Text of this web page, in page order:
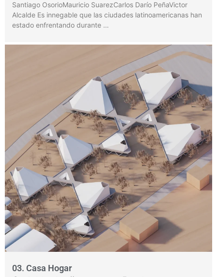
Santiago OsorioMauricio SuarezCarlos Darío PeñaVictor
Alcalde Es innegable que las ciudades latinoamericanas han
estado enfrentando durante …
03. Casa Hogar